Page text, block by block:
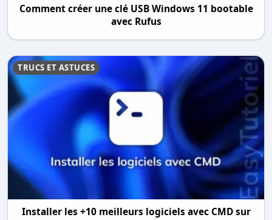
Comment créer une clé USB Windows 11 bootable
avec Rufus
TRUCS ET ASTUCES
Installer les +10 meilleurs logiciels avec CMD sur